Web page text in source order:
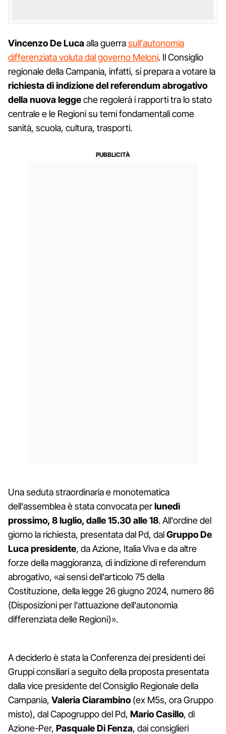
Vincenzo De Lucaalla guerrasull'autonomia
differenziata voluta dal governo Meloni. Il Consiglio
regionale della Campania, infatti, si prepara a votare la
richiesta di indizione del referendum abrogativo
della nuova leggeche regolerà i rapporti tra lo stato
centrale e le Regioni su temi fondamentali come
sanità, scuola, cultura, trasporti.
Una seduta straordinaria e monotematica
dell'assemblea è stata convocata perlunedì
prossimo, 8 luglio, dalle 15.30 alle 18. All'ordine del
giorno la richiesta, presentata dal Pd, dalGruppo De
Luca presidente, da Azione, Italia Viva e da altre
forze della maggioranza, di indizione di referendum
abrogativo, «ai sensi dell'articolo 75 della
Costituzione, della legge 26 giugno 2024, numero 86
(Disposizioni per l'attuazione dell'autonomia
differenziata delle Regioni)».
A deciderlo è stata la Conferenza dei presidenti dei
Gruppi consiliari a seguito della proposta presentata
dalla vice presidente del Consiglio Regionale della
Campania, Valeria Ciarambino (ex M5s, ora Gruppo
misto), dal Capogruppo del Pd, Mario Casillo, di
Azione-Per, Pasquale Di Fenza, dai consiglieri